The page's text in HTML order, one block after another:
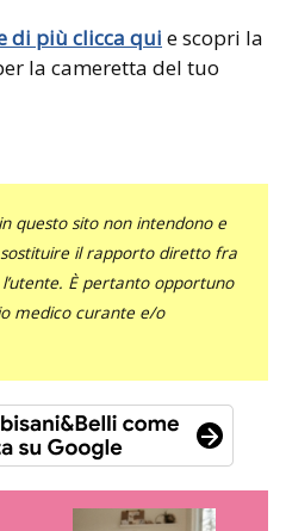
di più clicca qui e scopri la
la cameretta del tuo
questo sito non intendono e
il rapporto diretto fra
È pertanto opportuno
medico curante e/o